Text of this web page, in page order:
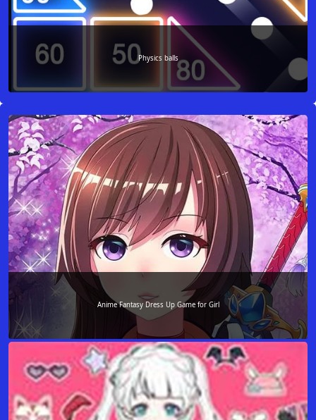
Physics balls
Anime Fantasy Dress Up Game for Girl